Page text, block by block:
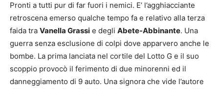
Pronti a tutti pur di far fuori i nemici. E’ l’agghiacciante
retroscena emerso qualche tempo fa e relativo alla terza
faida tra Vanella Grassi e degli Abete-Abbinante. Una
guerra senza esclusione di colpi dove apparvero anche le
bombe. La prima lanciata nel cortile del Lotto G e il suo
scoppio provocò il ferimento di due minorenni ed il
danneggiamento di 9 auto. Una signora che vide l’autore